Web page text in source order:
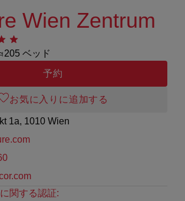
Wien Zentrum
205 ベッド
予約
お気に入りに追加する
1a, 1010 Wien
関する認証: